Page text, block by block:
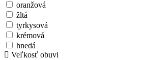
oranžová
žltá
tyrkysová
krémová
hnedá
Veľkosť obuvi